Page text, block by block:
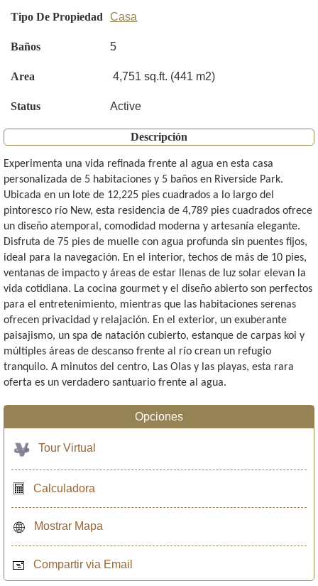
Tipo De Propiedad Casa
Baños 5
Area 4,751 sq.ft. (441 m2)
Status Active
Descripción
Experimenta una vida refinada frente al agua en esta casa
personalizada de 5 habitaciones y 5 baños en Riverside Park.
Ubicada en un lote de 12,225 pies cuadrados a lo largo del
pintoresco río New, esta residencia de 4,789 pies cuadrados ofrece
un diseño atemporal, comodidad moderna y artesanía elegante.
Disfruta de 75 pies de muelle con agua profunda sin puentes fijos,
ideal para la navegación. En el interior, techos de más de 10 pies,
ventanas de impacto y áreas de estar llenas de luz solar elevan la
vida cotidiana. La cocina gourmet y el diseño abierto son perfectos
para el entretenimiento, mientras que las habitaciones serenas
ofrecen privacidad y relajación. En el exterior, un exuberante
paisajismo, un spa de natación cubierto, estanque de carpas koi y
múltiples áreas de descanso frente al río crean un refugio
tranquilo. A minutos del centro, Las Olas y las playas, esta rara
oferta es un verdadero santuario frente al agua.
Opciones
Tour Virtual
Calculadora
Mostrar Mapa
Compartir via Email